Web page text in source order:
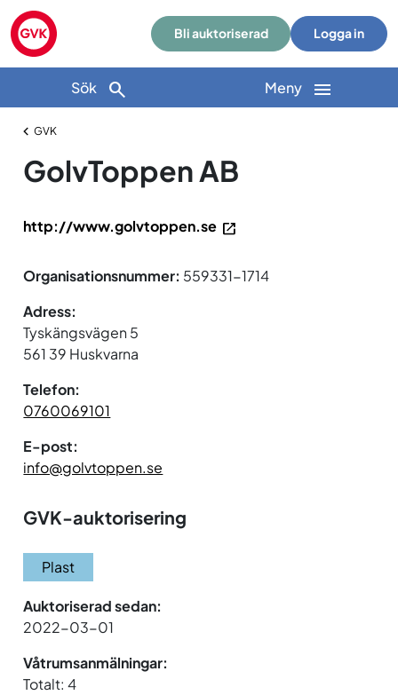
Bli auktoriserad Logga in
Sök Meny
GVK
GolvToppen AB
http://www.golvtoppen.se
Organisationsnummer: 559331-1714
Adress:
Tyskängsvägen 5
561 39 Huskvarna
Telefon:
0760069101
E-post:
info@golvtoppen.se
GVK-auktorisering
Plast
Auktoriserad sedan:
2022-03-01
Våtrumsanmälningar:
Totalt: 4